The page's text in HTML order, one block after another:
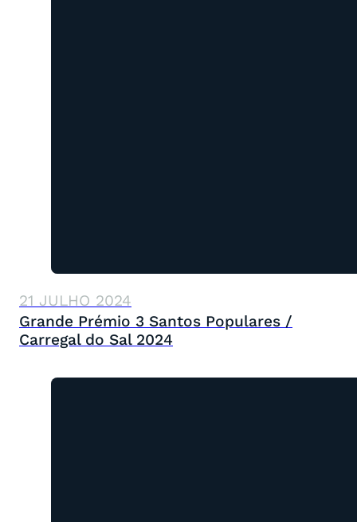
21 JULHO 2024
Grande Prémio 3 Santos Populares /
Carregal do Sal 2024